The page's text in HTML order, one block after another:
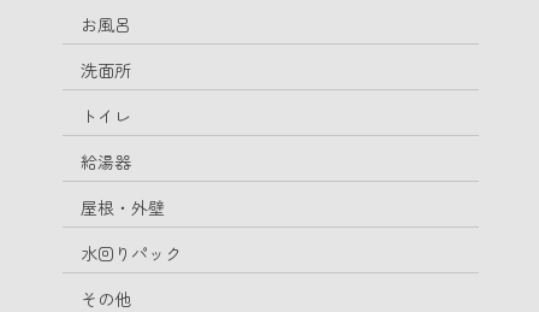
お風呂
洗面所
トイレ
給湯器
屋根・外壁
水回りパック
その他